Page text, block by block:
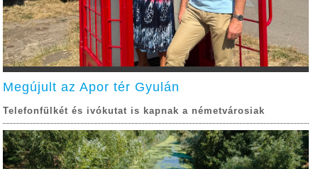
Megújult az Apor tér Gyulán
Telefonfülkét és ivókutat is kapnak a németvárosiak